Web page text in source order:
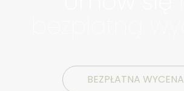
BEZPŁATNA WYCENA